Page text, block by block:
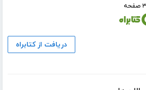
دریافت از کتابراه